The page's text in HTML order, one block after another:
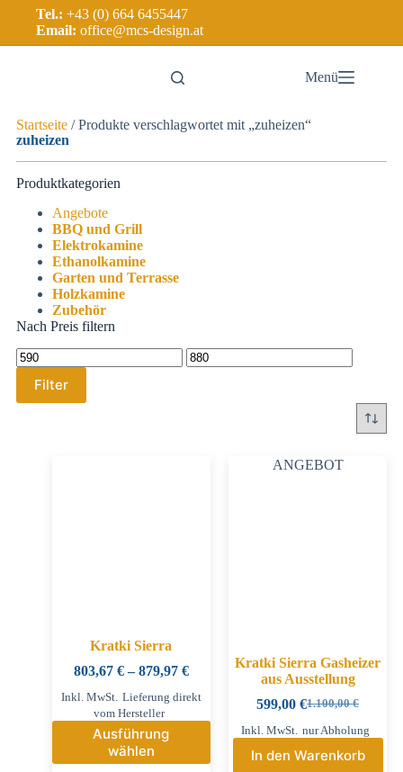
Tel.: +43 (0) 664 6455447
Email: office@mcs-design.at
Menü
Startseite/ Produkte verschlagwortet mit „zuheizen“
zuheizen
Produktkategorien
Angebote
BBQ und Grill
Elektrokamine
Ethanolkamine
Garten und Terrasse
Holzkamine
Zubehör
Nach Preis filtern
Filter
Kratki Sierra
803,67 € –879,97 €
Inkl. MwSt. Lieferung direkt
vom Hersteller
Ausführung
wählen
ANGEBOT
Kratki Sierra Gasheizer
aus Ausstellung
1.100,00€
599,00€
Inkl. MwSt. nur Abholung
In den Warenkorb